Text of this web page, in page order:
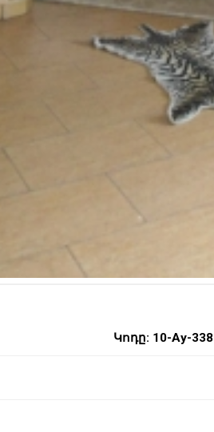
Կոդը: 10-Ay-338